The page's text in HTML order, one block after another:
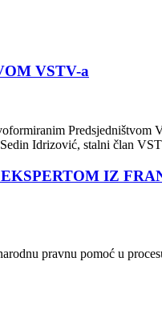
VSTV-a
Predsjedništvom
Idrizović, stalni član
IZ
pravnu pomoć u